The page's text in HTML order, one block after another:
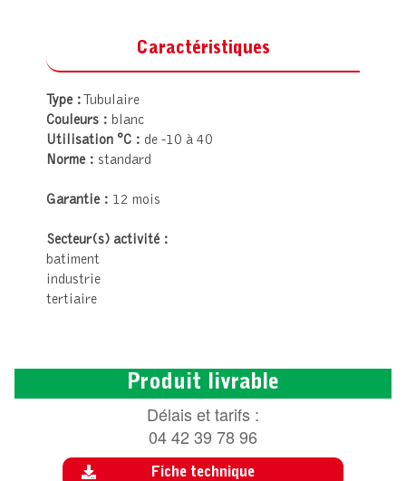
Caractéristiques
Type : Tubulaire
Couleurs : blanc
Utilisation °C : de -10 à 40
Norme : standard
Garantie : 12 mois
Secteur(s) activité :
batiment
industrie
tertiaire
Produit livrable
Délais et tarifs :
04 42 39 78 96
Fiche technique